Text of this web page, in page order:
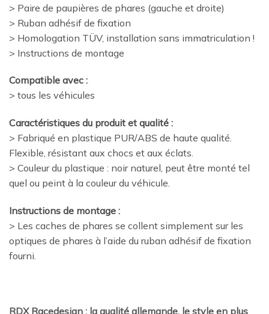
> Paire de paupières de phares (gauche et droite)
> Ruban adhésif de fixation
> Homologation TÜV, installation sans immatriculation !
> Instructions de montage
Compatible avec :
> tous les véhicules
Caractéristiques du produit et qualité :
> Fabriqué en plastique PUR/ABS de haute qualité.
Flexible, résistant aux chocs et aux éclats.
> Couleur du plastique : noir naturel, peut être monté tel
quel ou peint à la couleur du véhicule.
Instructions de montage :
> Les caches de phares se collent simplement sur les
optiques de phares à l’aide du ruban adhésif de fixation
fourni.
RDX Racedesign : la qualité allemande, le style en plus